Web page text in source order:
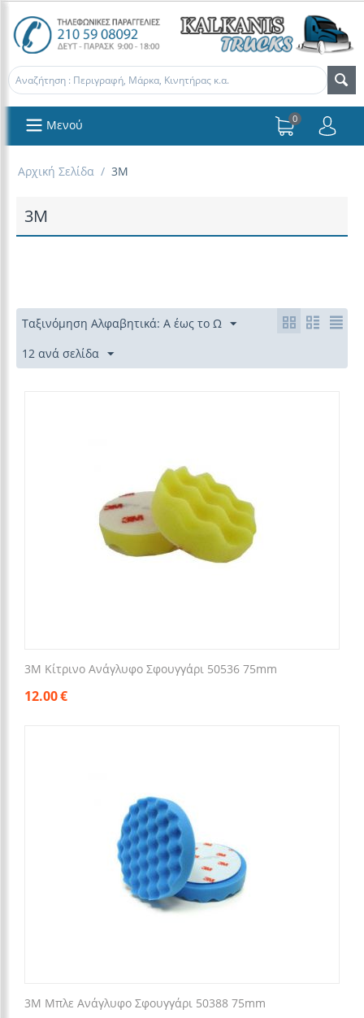
Μενού 0
Αρχική Σελίδα / 3Μ
3Μ
Ταξινόμηση Αλφαβητικά: Α έως το Ω
12 ανά σελίδα
3M Κίτρινο Ανάγλυφο Σφουγγάρι 50536 75mm
12.00€
3M Μπλε Ανάγλυφο Σφουγγάρι 50388 75mm